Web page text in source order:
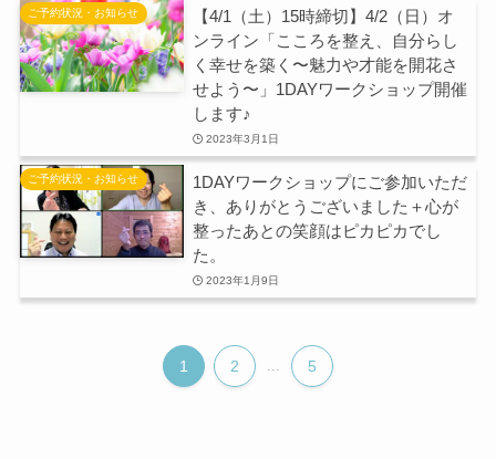
ご予約状況・お知らせ
【4/1（土）15時締切】4/2（日）オ
ンライン「こころを整え、自分らし
く幸せを築く〜魅力や才能を開花さ
せよう〜」1DAYワークショップ開催
します♪
2023年3月1日
ご予約状況・お知らせ
1DAYワークショップにご参加いただ
き、ありがとうございました＋心が
整ったあとの笑顔はピカピカでし
た。
2023年1月9日
1 2 5